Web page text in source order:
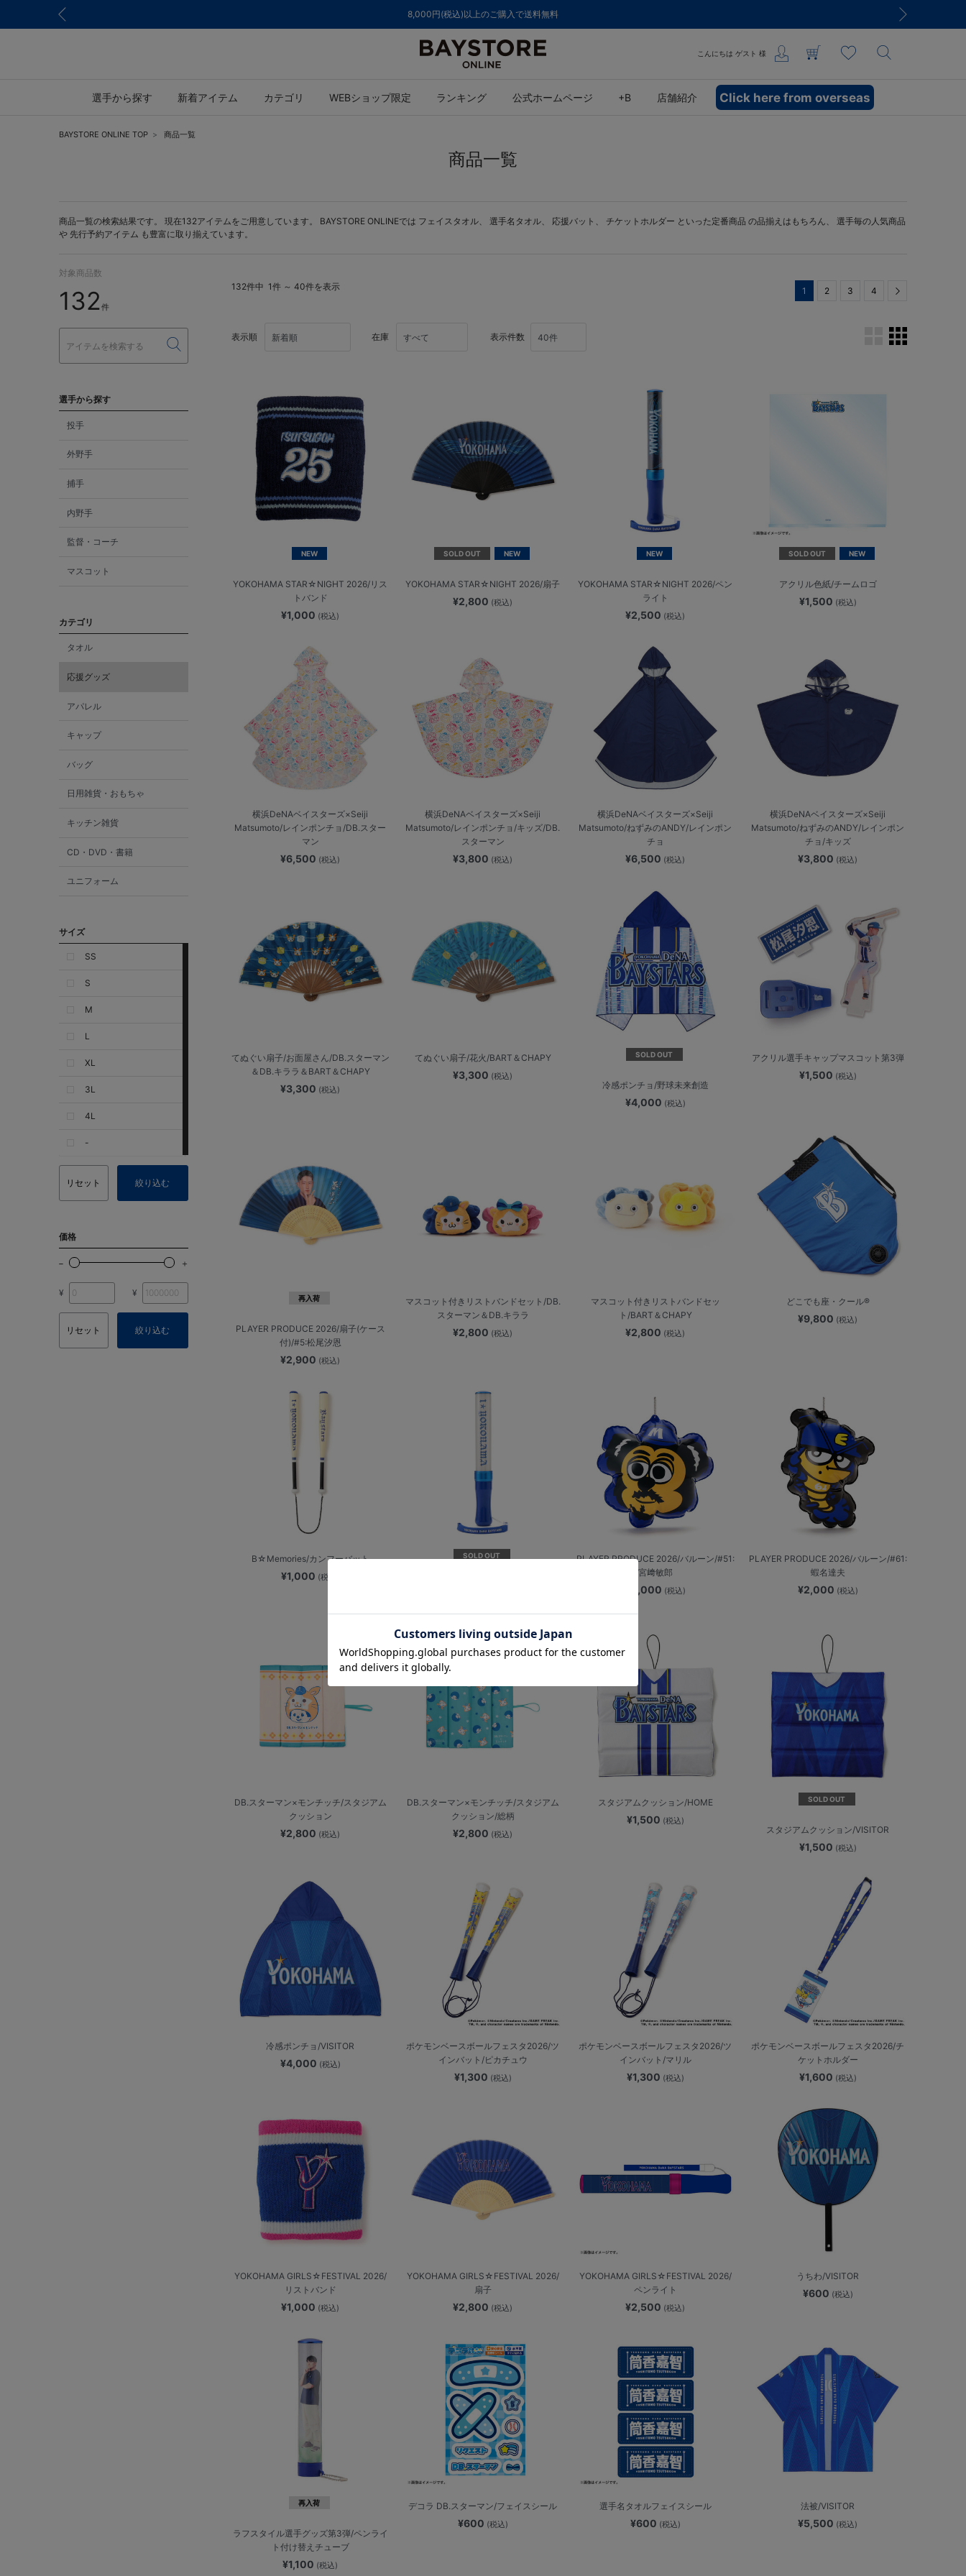
ご注文集中による発送についてのお知らせ
こんにちは ゲスト 様
選手から探す 新着アイテム カテゴリ WEBショップ限定 ランキング 公式ホームページ +B 店舗紹介 Click here from overseas
BAYSTORE ONLINE TOP 商品一覧
商品一覧
商品一覧の検索結果です。 現在132アイテムをご用意しています。 BAYSTORE ONLINEでは フェイスタオル、 選手名タオル、 応援バット 、 チケットホルダー といった定番商品 の品揃えはもちろん、 選手毎の人気商品
や 先行予約アイテム も豊富に取り揃えています。
対象商品数
132件
選手から探す
投手
外野手
捕手
内野手
監督・コーチ
マスコット
カテゴリ
タオル
応援グッズ
アパレル
キャップ
バッグ
日用雑貨・おもちゃ
キッチン雑貨
CD・DVD・書籍
ユニフォーム
サイズ
SS
S
M
L
XL
3L
4L
-
リセット 絞り込む
価格
¥ ¥
リセット 絞り込む
132件中 1件 ～ 40件を表示 1 2 3 4
表示順 在庫 表示件数
NEW
YOKOHAMA STAR☆NIGHT 2026/リス
トバンド
¥1,000 (税込)
SOLD OUT NEW
YOKOHAMA STAR☆NIGHT 2026/扇子
¥2,800 (税込)
NEW
YOKOHAMA STAR☆NIGHT 2026/ペン
ライト
¥2,500 (税込)
SOLD OUT NEW
アクリル色紙/チームロゴ
¥1,500 (税込)
横浜DeNAベイスターズ×Seiji
Matsumoto/レインポンチョ/DB.スター
マン
¥6,500 (税込)
横浜DeNAベイスターズ×Seiji
Matsumoto/レインポンチョ/キッズ/DB.
スターマン
¥3,800 (税込)
横浜DeNAベイスターズ×Seiji
Matsumoto/ねずみのANDY/レインポン
チョ
¥6,500 (税込)
横浜DeNAベイスターズ×Seiji
Matsumoto/ねずみのANDY/レインポン
チョ/キッズ
¥3,800 (税込)
てぬぐい扇子/お面屋さん/DB.スターマン
＆DB.キララ＆BART＆CHAPY
¥3,300 (税込)
てぬぐい扇子/花火/BART＆CHAPY
¥3,300 (税込)
SOLD OUT
冷感ポンチョ/野球未来創造
¥4,000 (税込)
アクリル選手キャップマスコット第3弾
¥1,500 (税込)
再入荷
PLAYER PRODUCE 2026/扇子(ケース
付)/#5:松尾汐恩
¥2,900 (税込)
マスコット付きリストバンドセット/DB.
スターマン＆DB.キララ
¥2,800 (税込)
マスコット付きリストバンドセッ
ト/BART＆CHAPY
¥2,800 (税込)
どこでも座・クール®
¥9,800 (税込)
B☆Memories/カンフーバット
¥1,000 (税込)
SOLD OUT
PLAYER PRODUCE 2026/バルーン/#51:
宮﨑敏郎
¥2,000 (税込)
PLAYER PRODUCE 2026/バルーン/#61:
蝦名達夫
¥2,000 (税込)
DB.スターマン×モンチッチ/スタジアム
クッション
¥2,800 (税込)
DB.スターマン×モンチッチ/スタジアム
クッション/総柄
¥2,800 (税込)
スタジアムクッション/HOME
¥1,500 (税込)
SOLD OUT
スタジアムクッション/VISITOR
¥1,500 (税込)
冷感ポンチョ/VISITOR
¥4,000 (税込)
ポケモンベースボールフェスタ2026/ツ
インバット/ピカチュウ
¥1,300 (税込)
ポケモンベースボールフェスタ2026/ツ
インバット/マリル
¥1,300 (税込)
ポケモンベースボールフェスタ2026/チ
ケットホルダー
¥1,600 (税込)
YOKOHAMA GIRLS☆FESTIVAL 2026/
リストバンド
¥1,000 (税込)
YOKOHAMA GIRLS☆FESTIVAL 2026/
扇子
¥2,800 (税込)
YOKOHAMA GIRLS☆FESTIVAL 2026/
ペンライト
¥2,500 (税込)
うちわ/VISITOR
¥600 (税込)
再入荷
ラフスタイル選手グッズ第3弾/ペンライ
ト付け替えチューブ
¥1,100 (税込)
デコラ DB.スターマン/フェイスシール
¥600 (税込)
選手名タオルフェイスシール
¥600 (税込)
法被/VISITOR
¥5,500 (税込)